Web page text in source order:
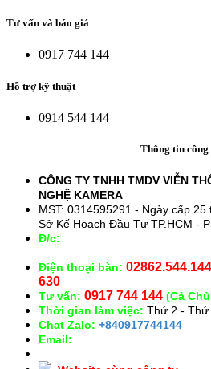
Tư vấn và báo giá
0917 744 144
Hỗ trợ kỹ thuật
0914 544 144
Thông tin công
CÔNG TY TNHH TMDV VIỄN
NGHỆ KAMERA
MST: 0314595291 - Ngày cấp
Sở Kế Hoạch Đầu Tư TP.HCM -
Đ/c:
Điện thoại bàn: 02862.544.144
630
Tư vấn: 0917 744 144 (Cả
Thời gian làm việc: Thứ 2 - Thứ
Chat Zalo: +840917744144
Email: